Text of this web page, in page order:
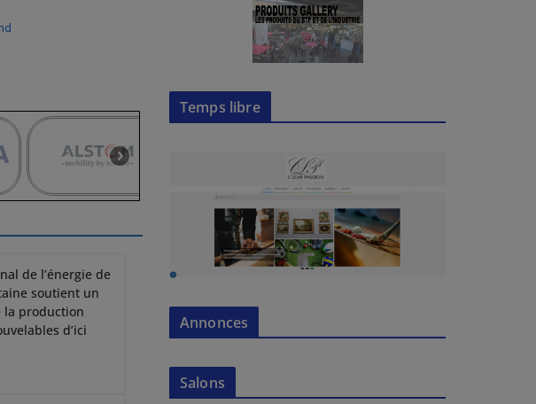
de l’énergie de
soutient un
la production
d’ici
Temps libre
Annonces
Salons